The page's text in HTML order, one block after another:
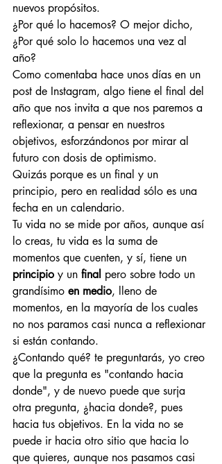
nuevos propósitos.
¿Por qué lo hacemos? O mejor dicho,
¿Por qué solo lo hacemos una vez al
año?
Como comentaba hace unos días en un
post de Instagram, algo tiene el final del
año que nos invita a que nos paremos a
reflexionar, a pensar en nuestros
objetivos, esforzándonos por mirar al
futuro con dosis de optimismo.
Quizás porque es un final y un
principio, pero en realidad sólo es una
fecha en un calendario.
Tu vida no se mide por años, aunque así
lo creas, tu vida es la suma de
momentos que cuenten, y sí, tiene un
principio y un final pero sobre todo un
grandísimo en medio, lleno de
momentos, en la mayoría de los cuales
no nos paramos casi nunca a reflexionar
si están contando.
¿Contando qué? te preguntarás, yo creo
que la pregunta es "contando hacia
donde", y de nuevo puede que surja
otra pregunta, ¿hacia donde?, pues
hacia tus objetivos. En la vida no se
puede ir hacia otro sitio que hacia lo
que quieres, aunque nos pasamos casi